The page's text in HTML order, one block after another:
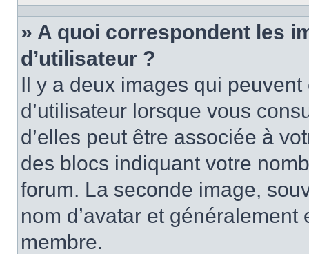
» A quoi correspondent les
d’utilisateur ?
Il y a deux images qui
d’utilisateur lorsque vous
d’elles peut être associée à
des blocs indiquant votre
forum. La seconde image,
nom d’avatar et
membre.